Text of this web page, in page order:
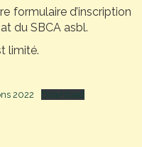
formulaire d’inscription
du SBCA asbl.
limité.
2022 Download